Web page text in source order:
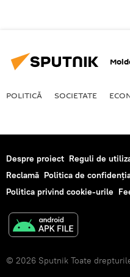
POLITICĂ SOCIETATE
Despre proiect Reguli de
Reclamă Politica de
Politica privind cookie-urile
© 2026 Sputnik Toate